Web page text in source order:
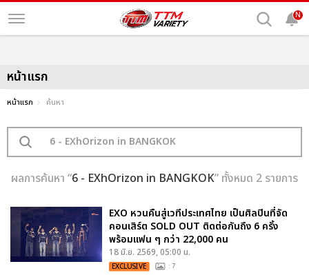
N
หน้าแรก
หน้าแรก ค้นหา
ผลการค้นหา “6 - EXhOrizon in BANGKOK” ทั้งหมด 2 รายการ
EXO หวนคืนสู่เวทีประเทศไทย เป็นศิลปินที่จัด
คอนเสิร์ต SOLD OUT ติดต่อกันถึง 6 ครั้ง
พร้อมแฟน ๆ กว่า 22,000 คน
18 มิ.ย. 2569, 05:00 น.
EXCLUSIVE : 7